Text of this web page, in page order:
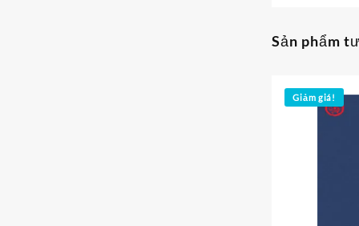
Sản phẩm
Giảm giá!